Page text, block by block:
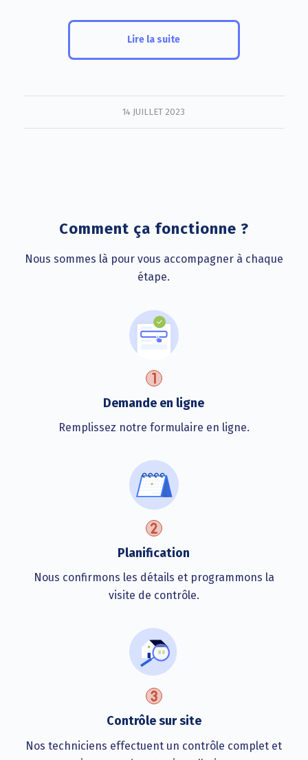
Lire la suite
14 JUILLET 2023
Comment ça fonctionne ?
Nous sommes là pour vous accompagner à chaque
étape.
Demande en ligne
Remplissez notre formulaire en ligne.
Planification
Nous confirmons les détails et programmons la
visite de contrôle.
Contrôle sur site
Nos techniciens effectuent un contrôle complet et